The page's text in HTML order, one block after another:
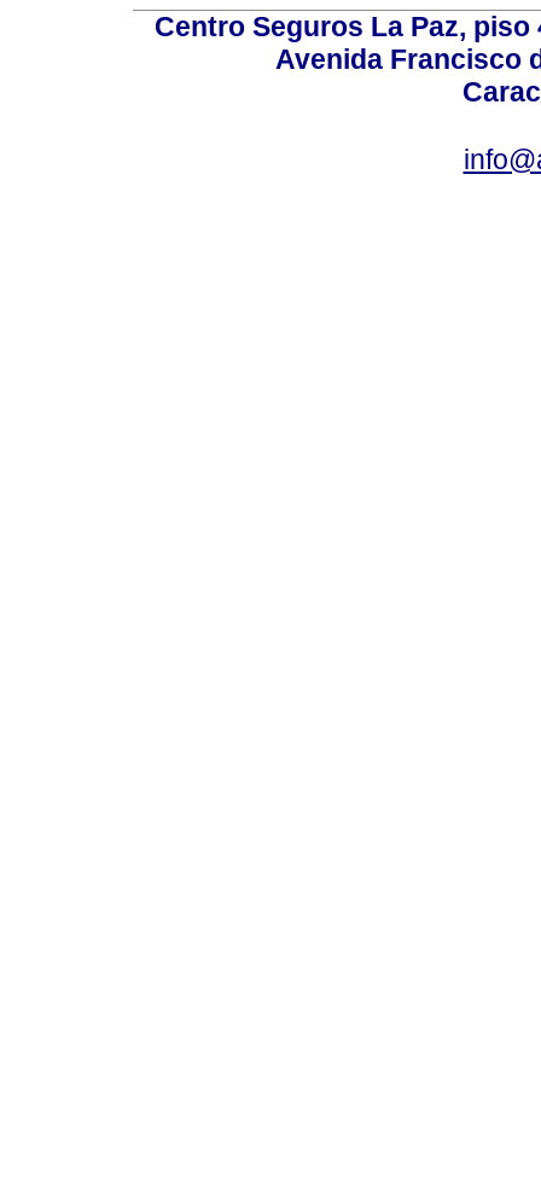
Centro Seguros La Paz,
Avenida Francisco